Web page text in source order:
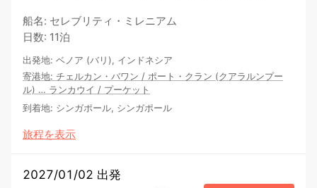
船名: セレブリティ・ミレニアム
日数: 11泊
出発地: ベノア (バリ), インドネシア
寄港地: チェルカン・バワン / ポート・クラン (クアラルンプー
ル) … ランカウイ / プーケット
到着地: シンガポール, シンガポール
旅程を表示
2027/01/02 出発